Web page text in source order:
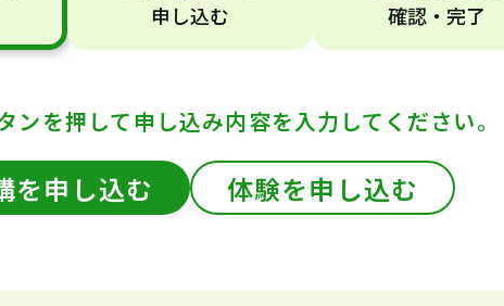
申し込む
確認・完了
ンを押して申し込み内容を入力してください。
を申し込む 体験を申し込む